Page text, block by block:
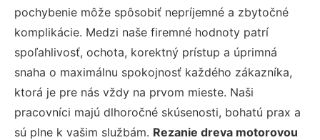
pochybenie môže spôsobiť nepríjemné a zbytočné
komplikácie. Medzi naše firemné hodnoty patrí
spoľahlivosť, ochota, korektný prístup a úprimná
snaha o maximálnu spokojnosť každého zákazníka,
ktorá je pre nás vždy na prvom mieste. Naši
pracovníci majú dlhoročné skúsenosti, bohatú prax a
sú plne k vašim službám. Rezanie dreva motorovou